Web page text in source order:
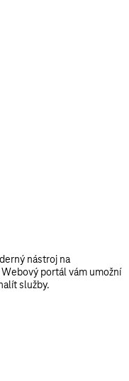
nástroj na
portál vám umožní
služby.